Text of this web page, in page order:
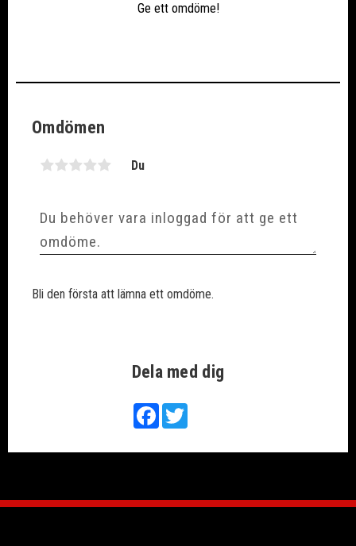
Ge ett omdöme!
Dela med dig
FacebookTwitter
Omdömen
Du
Bli den första att lämna ett omdöme.